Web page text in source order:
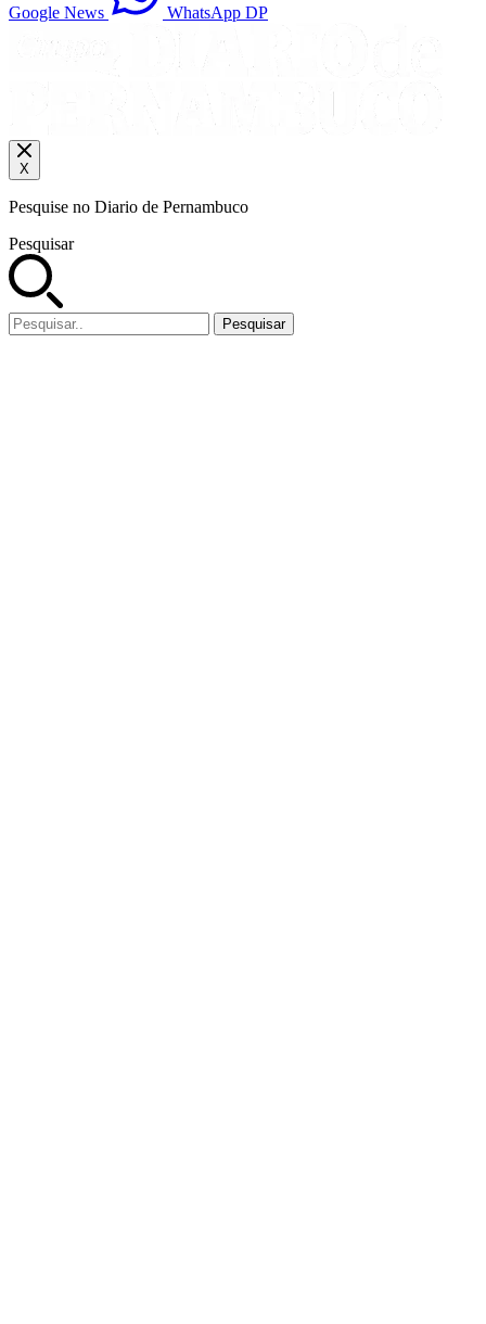
Google News WhatsApp DP
X
Pesquise no Diario de Pernambuco
Pesquisar
Pesquisar